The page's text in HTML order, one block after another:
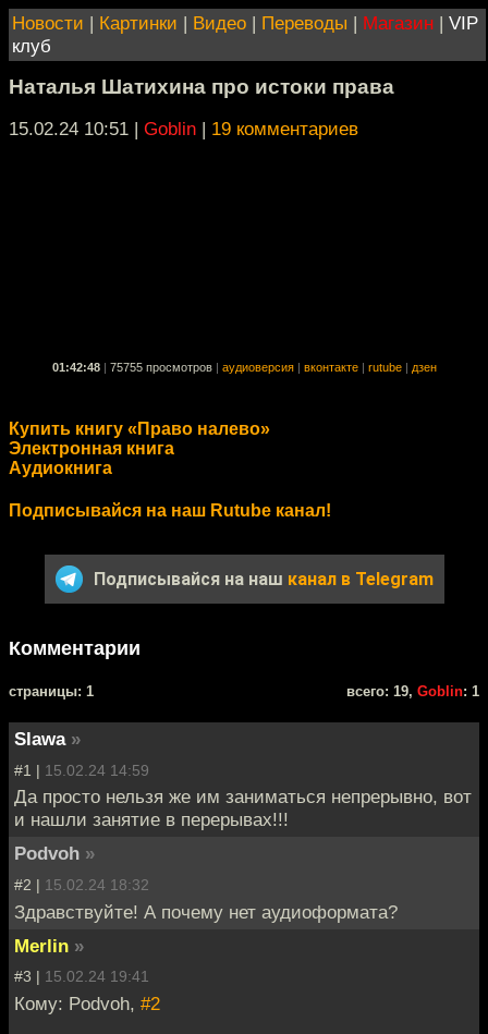
Новости | Картинки | Видео | Переводы | Магазин | VIP
клуб
Наталья Шатихина про истоки права
15.02.24 10:51 | Goblin | 19 комментариев
01:42:48 75755 просмотров аудиоверсия вконтакте rutube дзен
Купить книгу «Право налево»
Электронная книга
Аудиокнига
Подписывайся на наш Rutube канал!
Подписывайся на наш канал в Telegram
Комментарии
cтраницы: 1 всего: 19, Goblin: 1
Slawa »
#1 | 15.02.24 14:59
Да просто нельзя же им заниматься непрерывно, вот
и нашли занятие в перерывах!!!
Podvoh »
#2 | 15.02.24 18:32
Здравствуйте! А почему нет аудиоформата?
Merlin »
#3 | 15.02.24 19:41
Кому: Podvoh, #2